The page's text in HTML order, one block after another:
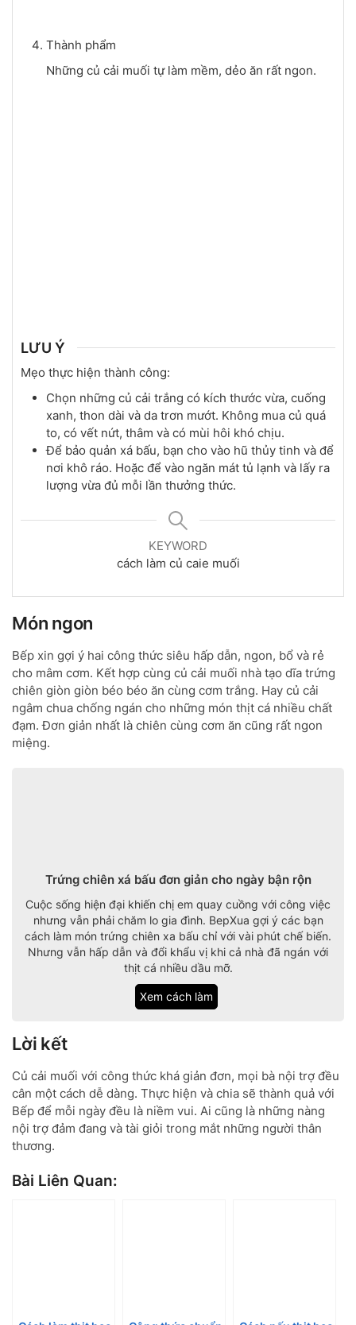
Thành phẩm
Những củ cải muối tự làm mềm, dẻo ăn rất ngon.
LƯU Ý
Mẹo thực hiện thành công:
Chọn những củ cải trắng có kích thước vừa, cuống
xanh, thon dài và da trơn mướt. Không mua củ quá
to, có vết nứt, thâm và có mùi hôi khó chịu.
Để bảo quản xá bấu, bạn cho vào hũ thủy tinh và để
nơi khô ráo. Hoặc để vào ngăn mát tủ lạnh và lấy ra
lượng vừa đủ mỗi lần thưởng thức.
KEYWORD
cách làm củ caie muối
Món ngon
Bếp xin gợi ý hai công thức siêu hấp dẫn, ngon, bổ và rẻ
cho mâm cơm. Kết hợp cùng củ cải muối nhà tạo dĩa trứng
chiên giòn giòn béo béo ăn cùng cơm trắng. Hay củ cải
ngâm chua chống ngán cho những món thịt cá nhiều chất
đạm. Đơn giản nhất là chiên cùng cơm ăn cũng rất ngon
miệng.
Trứng chiên xá bấu đơn giản cho ngày bận rộn
Cuộc sống hiện đại khiến chị em quay cuồng với công việc
nhưng vẫn phải chăm lo gia đình. BepXua gợi ý các bạn
cách làm món trứng chiên xa bấu chỉ với vài phút chế biến.
Nhưng vẫn hấp dẫn và đổi khẩu vị khi cả nhà đã ngán với
thịt cá nhiều dầu mỡ.
Xem cách làm
Lời kết
Củ cải muối với công thức khá giản đơn, mọi bà nội trợ đều
cân một cách dễ dàng. Thực hiện và chia sẽ thành quả với
Bếp để mỗi ngày đều là niềm vui. Ai cũng là những nàng
nội trợ đảm đang và tài giỏi trong mắt những người thân
thương.
Bài Liên Quan: